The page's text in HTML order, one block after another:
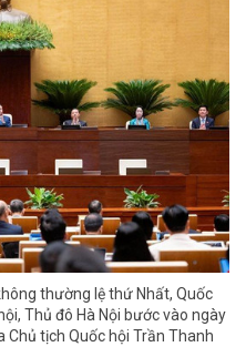
thường lệ thứ Nhất, Quốc
Thủ đô Hà Nội bước vào ngày
Chủ tịch Quốc hội Trần Thanh